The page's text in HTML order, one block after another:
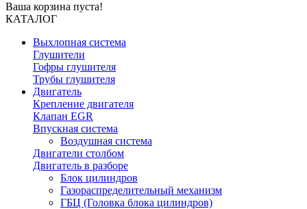
Ваша корзина пуста!
КАТАЛОГ
Выхлопная система
Глушители
Гофры глушителя
Трубы глушителя
Двигатель
Крепление двигателя
Клапан EGR
Впускная система
Воздушная система
Двигатели столбом
Двигатель в разборе
Блок цилиндров
Газораспределительный механизм
ГБЦ (Головка блока цилиндров)